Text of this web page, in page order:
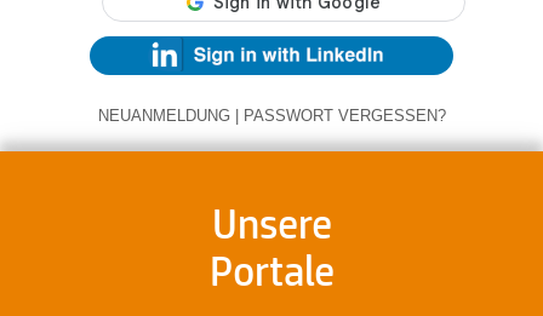
NEUANMELDUNG | PASSWORT VERGESSEN?
Unsere
Portale